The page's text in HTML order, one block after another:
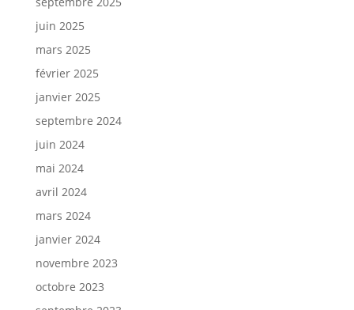
juin 2025
mars 2025
février 2025
janvier 2025
septembre 2024
juin 2024
mai 2024
avril 2024
mars 2024
janvier 2024
novembre 2023
octobre 2023